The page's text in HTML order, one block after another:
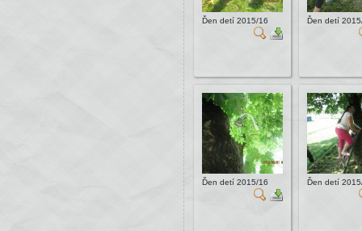
Ďen detí 2015/16 Ďen detí
Ďen detí 2015/16 Ďen detí